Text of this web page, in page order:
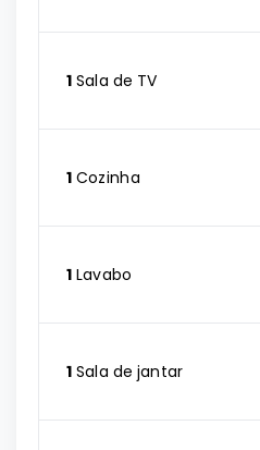
1 Sala de TV
1 Cozinha
1 Lavabo
1 Sala de jantar